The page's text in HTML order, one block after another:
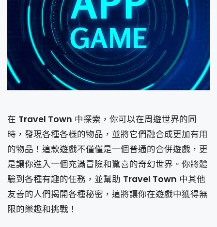
在 Travel Town 中探索，你可以在周遊世界的同
時，發現各種各樣的物品，並將它們融合成更加有用
的物品！這款遊戲不僅僅是一個普通的合併遊戲，更
是讓你進入一個充滿冒險和驚喜的奇幻世界。你將體
驗到各種有趣的任務，並幫助 Travel Town 中其他
友善的人們揭開各種秘密，這將讓你在遊戲中獲得無
限的樂趣和挑戰！